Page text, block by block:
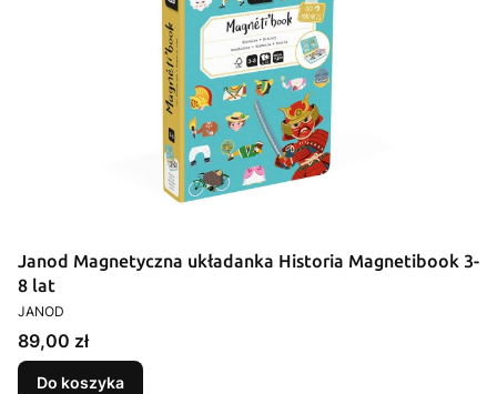
Janod Magnetyczna układanka Historia Magnetibook 3-
8 lat
PRODUCENT
JANOD
Cena
89,00 zł
Do koszyka